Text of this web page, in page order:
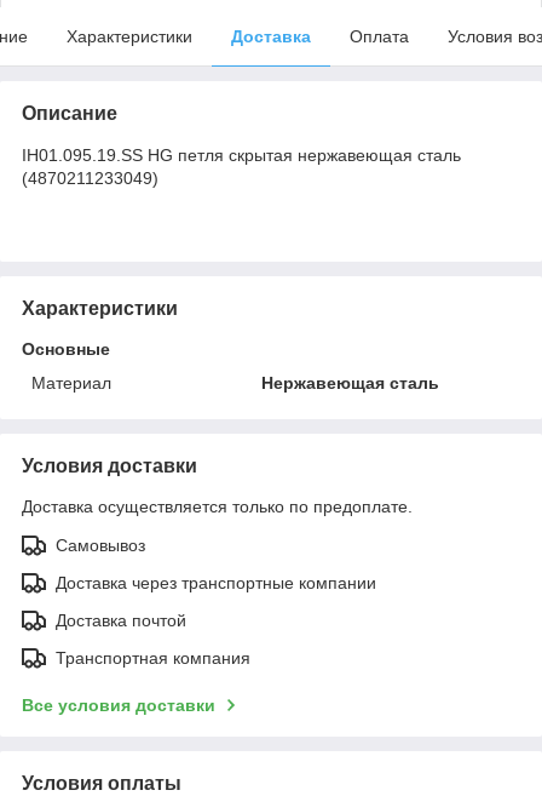
Характеристики Доставка Оплата Условия
Описание
IH01.095.19.SS HG петля скрытая нержавеющая сталь
(4870211233049)
Характеристики
Основные
Материал
Нержавеющая сталь
Условия доставки
Доставка осуществляется только по предоплате.
Самовывоз
Доставка через транспортные компании
Доставка почтой
Транспортная компания
Все условия доставки
Условия оплаты